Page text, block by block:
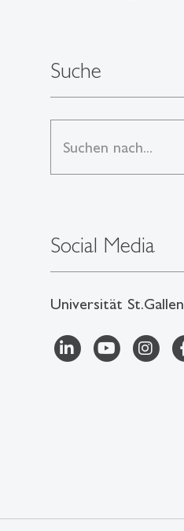
Suche
Social Media
Universität St.Gallen